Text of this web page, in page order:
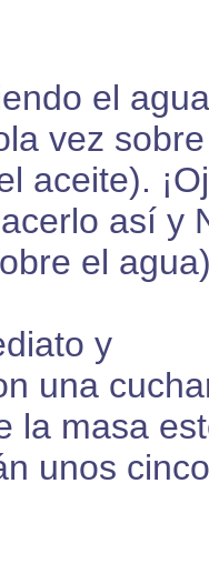
el
vez
aceite).
así y
el
y
una
la masa
unos cinco